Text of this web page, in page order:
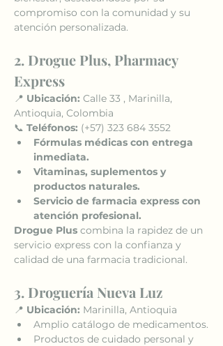
compromiso con la comunidad y su
atención personalizada.
2. Drogue Plus, Pharmacy
Express
📍 Ubicación: Calle 33 , Marinilla,
Antioquia, Colombia
📞 Teléfonos: (+57) 323 684 3552
Fórmulas médicas con entrega
inmediata.
Vitaminas, suplementos y
productos naturales.
Servicio de farmacia express con
atención profesional.
Drogue Plus combina la rapidez de un
servicio express con la confianza y
calidad de una farmacia tradicional.
3. Droguería Nueva Luz
📍 Ubicación: Marinilla, Antioquia
Amplio catálogo de medicamentos.
Productos de cuidado personal y